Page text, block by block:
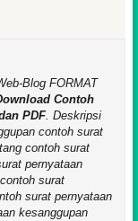
Blog FORMAT
Contoh
PDF. Deskripsi
contoh surat
contoh surat
pernyataan
surat
surat pernyataan
kesanggupan